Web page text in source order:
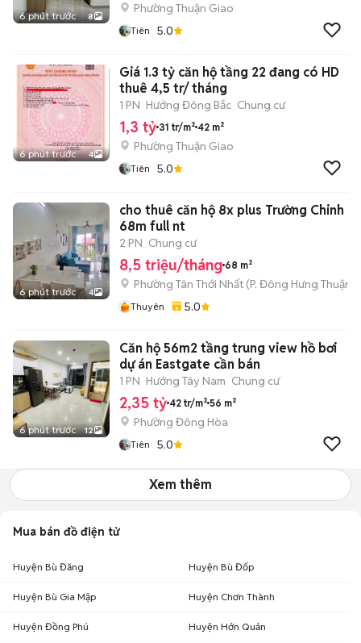
6 phút trước 8
Phường Thuận Giao
Tiên 5.0
6 phút trước 4
Giá 1.3 tỷ căn hộ tầng 22 đang có HD
thuê 4,5 tr/ tháng
1 PN Hướng Đông Bắc Chung cư
1,3 tỷ 31 tr/m² 42 m²
Phường Thuận Giao
Tiên 5.0
6 phút trước 4
cho thuê căn hộ 8x plus Trường Chinh .
68m full nt
2 PN Chung cư
8,5 triệu/tháng 68 m²
Phường Tân Thới Nhất (P. Đông Hưng Thuận
Thuyên 5.0
6 phút trước 12
Căn hộ 56m2 tầng trung view hồ bơi
dự án Eastgate cần bán
1 PN Hướng Tây Nam Chung cư
2,35 tỷ 42 tr/m² 56 m²
Phường Đông Hòa
Tiên 5.0
Xem thêm
Mua bán đồ điện tử
Huyện Bù Đăng Huyện Bù Đốp
Huyện Bù Gia Mập Huyện Chơn Thành
Huyện Đồng Phú Huyện Hớn Quản